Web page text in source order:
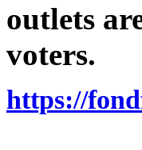
outlets
voters.
https://